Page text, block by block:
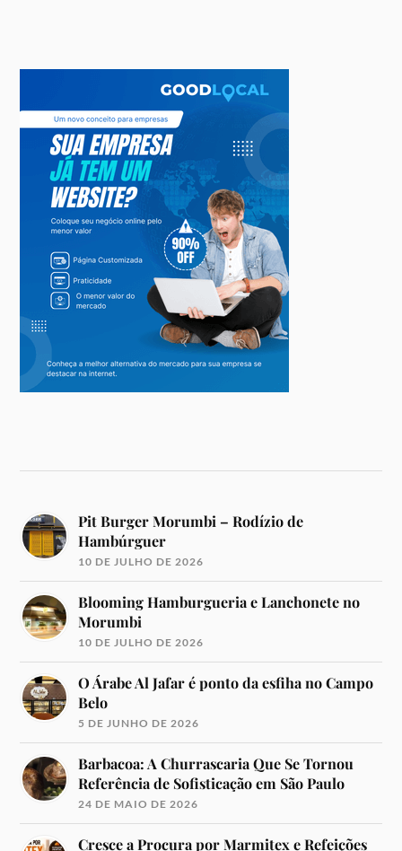
Pit Burger Morumbi – Rodízio de
Hambúrguer
10 DE JULHO DE 2026
Blooming Hamburgueria e Lanchonete no
Morumbi
10 DE JULHO DE 2026
O Árabe Al Jafar é ponto da esfiha no Campo
Belo
5 DE JUNHO DE 2026
Barbacoa: A Churrascaria Que Se Tornou
Referência de Sofisticação em São Paulo
24 DE MAIO DE 2026
Cresce a Procura por Marmitex e Refeições